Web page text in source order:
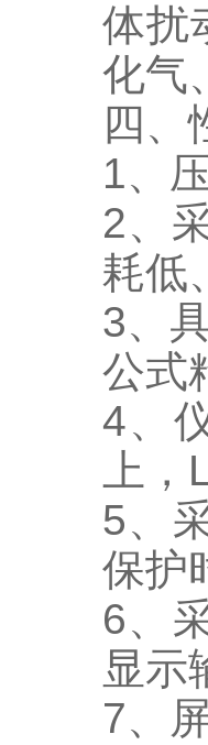
体扰
化气
四、
1、
2、
耗低
3、
公式
4、
上
5、
保护
6、
显示
7、